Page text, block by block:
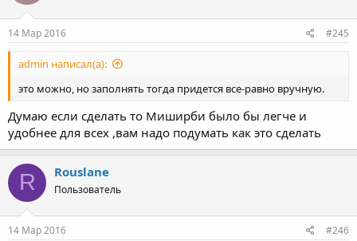
14 Мар 2016 #245
admin написал(а):
это можно, но заполнять тогда придется все-равно вручную.
Думаю если сделать то Миширби было бы легче и
удобнее для всех ,вам надо подумать как это сделать
R Rouslane
Пользователь
14 Мар 2016 #246